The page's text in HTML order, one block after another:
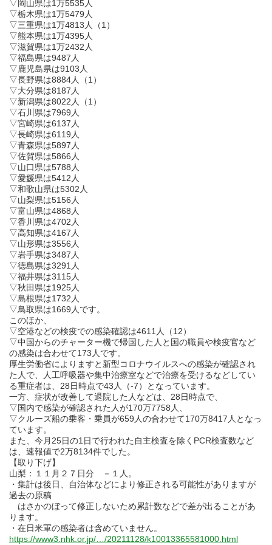
▽岡山県は1万5535人
▽栃木県は1万5479人
▽三重県は1万4813人（1）
▽熊本県は1万4395人
▽滋賀県は1万2432人
▽福島県は9487人
▽鹿児島県は9103人
▽長野県は8884人（1）
▽大分県は8187人
▽新潟県は8022人（1）
▽石川県は7969人
▽宮崎県は6137人
▽長崎県は6119人
▽青森県は5897人
▽佐賀県は5866人
▽山口県は5788人
▽愛媛県は5412人
▽和歌山県は5302人
▽山梨県は5156人
▽富山県は4868人
▽香川県は4702人
▽高知県は4167人
▽山形県は3556人
▽岩手県は3487人
▽徳島県は3291人
▽福井県は3115人
▽秋田県は1925人
▽島根県は1732人
▽鳥取県は1669人です。
このほか、
▽空港などの検疫での感染確認は4611人（12）
▽中国からのチャーター機で帰国した人と国の職員や検疫官など
の感染は合わせて173人です。
厚生労働省によりますと新型コロナウイルスへの感染が確認され
た人で、人工呼吸器や集中治療室などで治療を受けるなどしてい
る重症者は、28日時点で43人（-7）となっています。
一方、症状が改善して退院した人などは、28日時点で、
▽国内で感染が確認された人が170万7758人、
▽クルーズ船の乗客・乗員が659人の合わせて170万8417人となっ
ています。
また、今月25日の1日で行われた自主検査を除くPCR検査数など
は、速報値で2万8134件でした。
【取り下げ】
山梨：１１月２７日分 －１人。
・集計は後日、自治体などにより修正される可能性がありますが
過去の原稿
はさかのぼって修正しないため累計数などで差が出ることがあ
ります。
・在日米軍の感染者は含めていません。
https://www3.nhk.or.jp/…/20211128/k10013365581000.html